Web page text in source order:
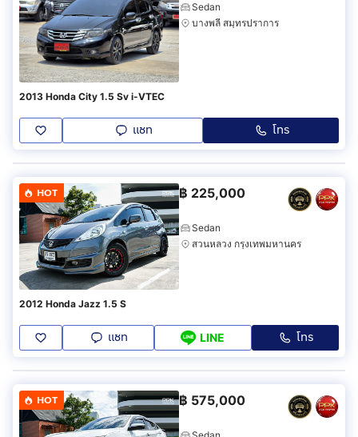
Sedan
บางพลี สมุทรปราการ
2013 Honda City 1.5 Sv i-VTEC
แชท โทร
HOT ฿ 225,000
Sedan
สวนหลวง กรุงเทพมหานคร
2012 Honda Jazz 1.5 S
แชท LINE โทร
HOT ฿ 575,000